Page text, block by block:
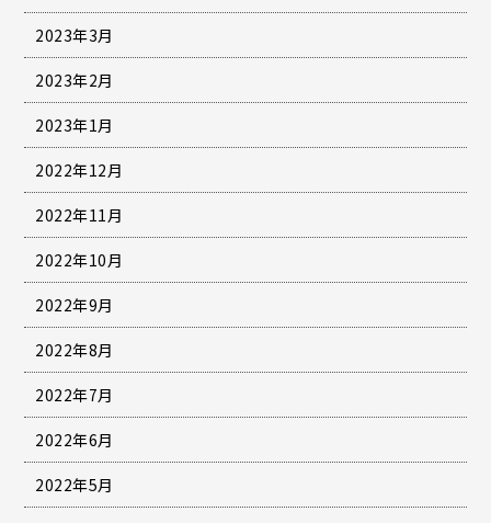
2023年3月
2023年2月
2023年1月
2022年12月
2022年11月
2022年10月
2022年9月
2022年8月
2022年7月
2022年6月
2022年5月